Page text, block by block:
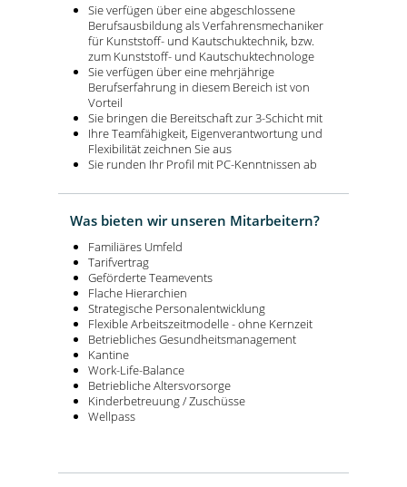
Sie verfügen über eine abgeschlossene
Berufsausbildung als Verfahrensmechaniker
für Kunststoff- und Kautschuktechnik, bzw.
zum Kunststoff- und Kautschuktechnologe
Sie verfügen über eine mehrjährige
Berufserfahrung in diesem Bereich ist von
Vorteil
Sie bringen die Bereitschaft zur 3-Schicht mit
Ihre Teamfähigkeit, Eigenverantwortung und
Flexibilität zeichnen Sie aus
Sie runden Ihr Profil mit PC-Kenntnissen ab
Was bieten wir unseren Mitarbeitern?
Familiäres Umfeld
Tarifvertrag
Geförderte Teamevents
Flache Hierarchien
Strategische Personalentwicklung
Flexible Arbeitszeitmodelle - ohne Kernzeit
Betriebliches Gesundheitsmanagement
Kantine
Work-Life-Balance
Betriebliche Altersvorsorge
Kinderbetreuung / Zuschüsse
Wellpass